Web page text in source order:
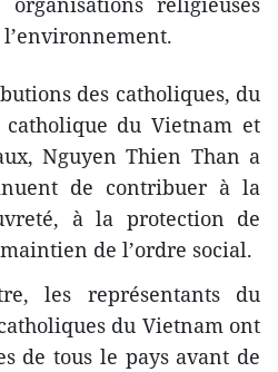
des catholiques, du
du Vietnam et
Nguyen Thien Than a
de contribuer à la
à la protection de
de l’ordre social.
les représentants du
du Vietnam ont
de tous le pays avant de